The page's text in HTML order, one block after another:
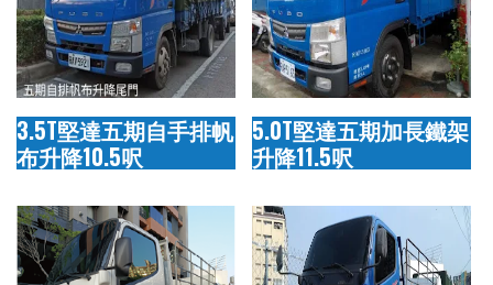
3.5T堅達五期自手排帆
布升降10.5呎
5.0T堅達五期加長鐵架
升降11.5呎